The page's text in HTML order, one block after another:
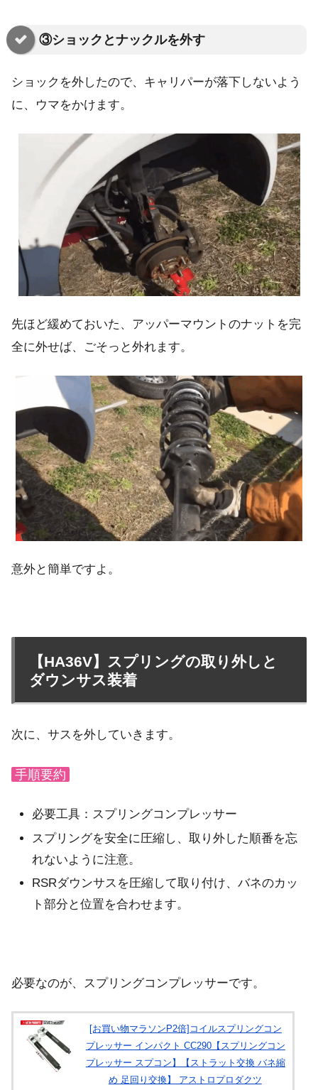
③ショックとナックルを外す
ショックを外したので、キャリパーが落下しないよう
に、ウマをかけます。
先ほど緩めておいた、アッパーマウントのナットを完
全に外せば、ごそっと外れます。
意外と簡単ですよ。
【HA36V】スプリングの取り外しと
ダウンサス装着
次に、サスを外していきます。
手順要約
必要工具：スプリングコンプレッサー
スプリングを安全に圧縮し、取り外した順番を忘
れないように注意。
RSRダウンサスを圧縮して取り付け、バネのカッ
ト部分と位置を合わせます。
必要なのが、スプリングコンプレッサーです。
[お買い物マラソンP2倍]コイルスプリングコン
プレッサー インパクト CC290【スプリングコン
プレッサー スプコン】【ストラット交換 バネ縮
め 足回り交換】 アストロプロダクツ